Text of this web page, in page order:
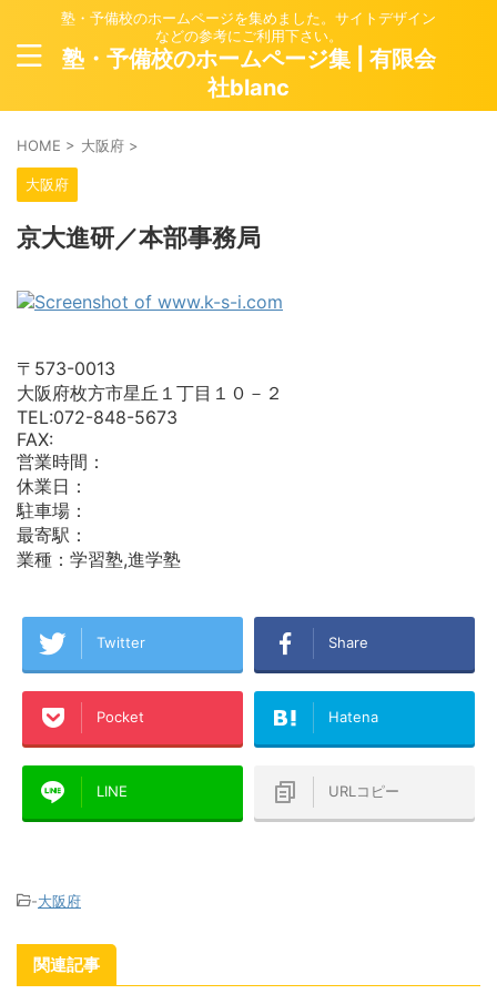
塾・予備校のホームページを集めました。サイトデザイン
などの参考にご利用下さい。
塾・予備校のホームページ集 | 有限会
社blanc
HOME > 大阪府 >
大阪府
京大進研／本部事務局
〒573-0013
大阪府枚方市星丘１丁目１０－２
TEL:072-848-5673
FAX:
営業時間：
休業日：
駐車場：
最寄駅：
業種：学習塾,進学塾
Twitter Share
Pocket Hatena
LINE URLコピー
-大阪府
関連記事